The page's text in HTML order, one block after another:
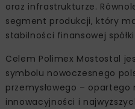
oraz infrastrukturze.
segment produkcji, który
stabilności finansowej spółki.
Celem Polimex Mostostal
symbolu nowoczesnego
przemysłowego – opartego
innowacyjności i